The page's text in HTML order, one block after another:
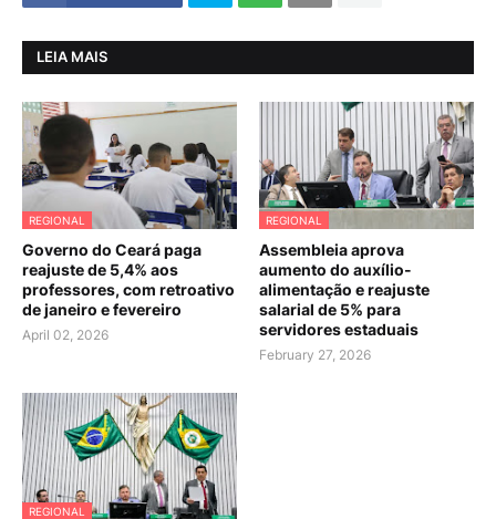
LEIA MAIS
REGIONAL
Governo do Ceará paga
reajuste de 5,4% aos
professores, com retroativo
de janeiro e fevereiro
April 02, 2026
REGIONAL
Assembleia aprova
aumento do auxílio-
alimentação e reajuste
salarial de 5% para
servidores estaduais
February 27, 2026
REGIONAL